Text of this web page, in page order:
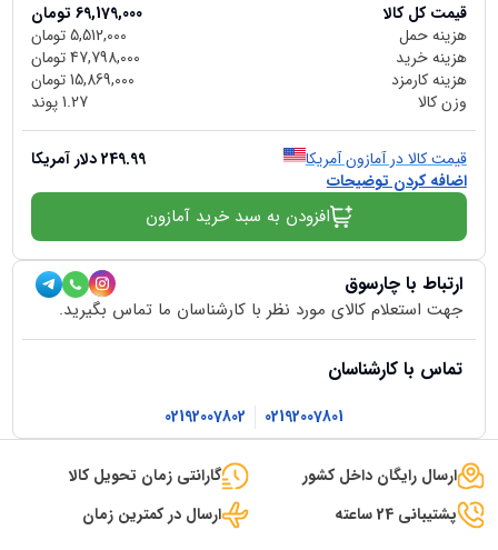
قیمت کل کالا 69,179,000 تومان
هزینه حمل
5,512,000تومان
هزینه خرید
47,798,000تومان
هزینه کارمزد
15,869,000تومان
وزن کالا
1.27پوند
قیمت کالا در آمازون آمریکا 249.99دلار آمریکا
اضافه کردن توضیحات
افزودن به سبد خرید آمازون
ارتباط با چارسوق
جهت استعلام کالای مورد نظر با کارشناسان ما تماس بگیرید.
تماس با کارشناسان
02192007801
02192007802
ارسال رایگان داخل کشور
گارانتی زمان تحویل کالا
پشتیبانی 24 ساعته
ارسال در کمترین زمان